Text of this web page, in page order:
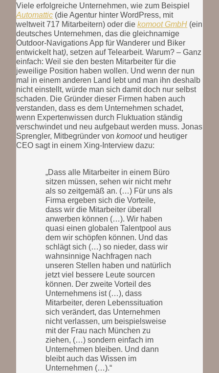
Viele erfolgreiche Unternehmen, wie zum Beispiel
Automattic (die Agentur hinter WordPress, mit
weltweit 717 Mitarbeitern) oder diekomoot GmbH (ein
deutsches Unternehmen, das die gleichnamige
Outdoor-Navigations App für Wanderer und Biker
entwickelt hat), setzen auf Telearbeit. Warum? – Ganz
einfach: Weil sie den besten Mitarbeiter für die
jeweilige Position haben wollen. Und wenn der nun
mal in einem anderen Land lebt und man ihn deshalb
nicht einstellt, würde man sich damit doch nur selbst
schaden. Die Gründer dieser Firmen haben auch
verstanden, dass es dem Unternehmen schadet,
wenn Expertenwissen durch Fluktuation ständig
verschwindet und neu aufgebaut werden muss. Jonas
Sprengler, Mitbegründer vonkomootund heutiger
CEO sagt in einem Xing-Interview dazu:
„Dass alle Mitarbeiter in einem Büro
sitzen müssen, sehen wir nicht mehr
als so zeitgemäß an. (…) Für uns als
Firma ergeben sich die Vorteile,
dass wir die Mitarbeiter überall
anwerben können (…). Wir haben
quasi einen globalen Talentpool aus
dem wir schöpfen können. Und das
schlägt sich (…) so nieder, dass wir
wahnsinnige Nachfragen nach
unseren Stellen haben und natürlich
jetzt viel bessere Leute sourcen
können. Der zweite Vorteil des
Unternehmens ist (…), dass
Mitarbeiter, deren Lebenssituation
sich verändert, das Unternehmen
nicht verlassen, um beispielsweise
mit der Frau nach München zu
ziehen, (…) sondern einfach im
Unternehmen bleiben. Und dann
bleibt auch das Wissen im
Unternehmen (…).“